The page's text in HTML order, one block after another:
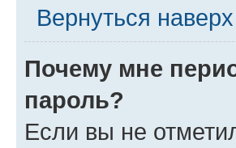
Вернуться наверх
Почему мне
пароль?
Если вы не